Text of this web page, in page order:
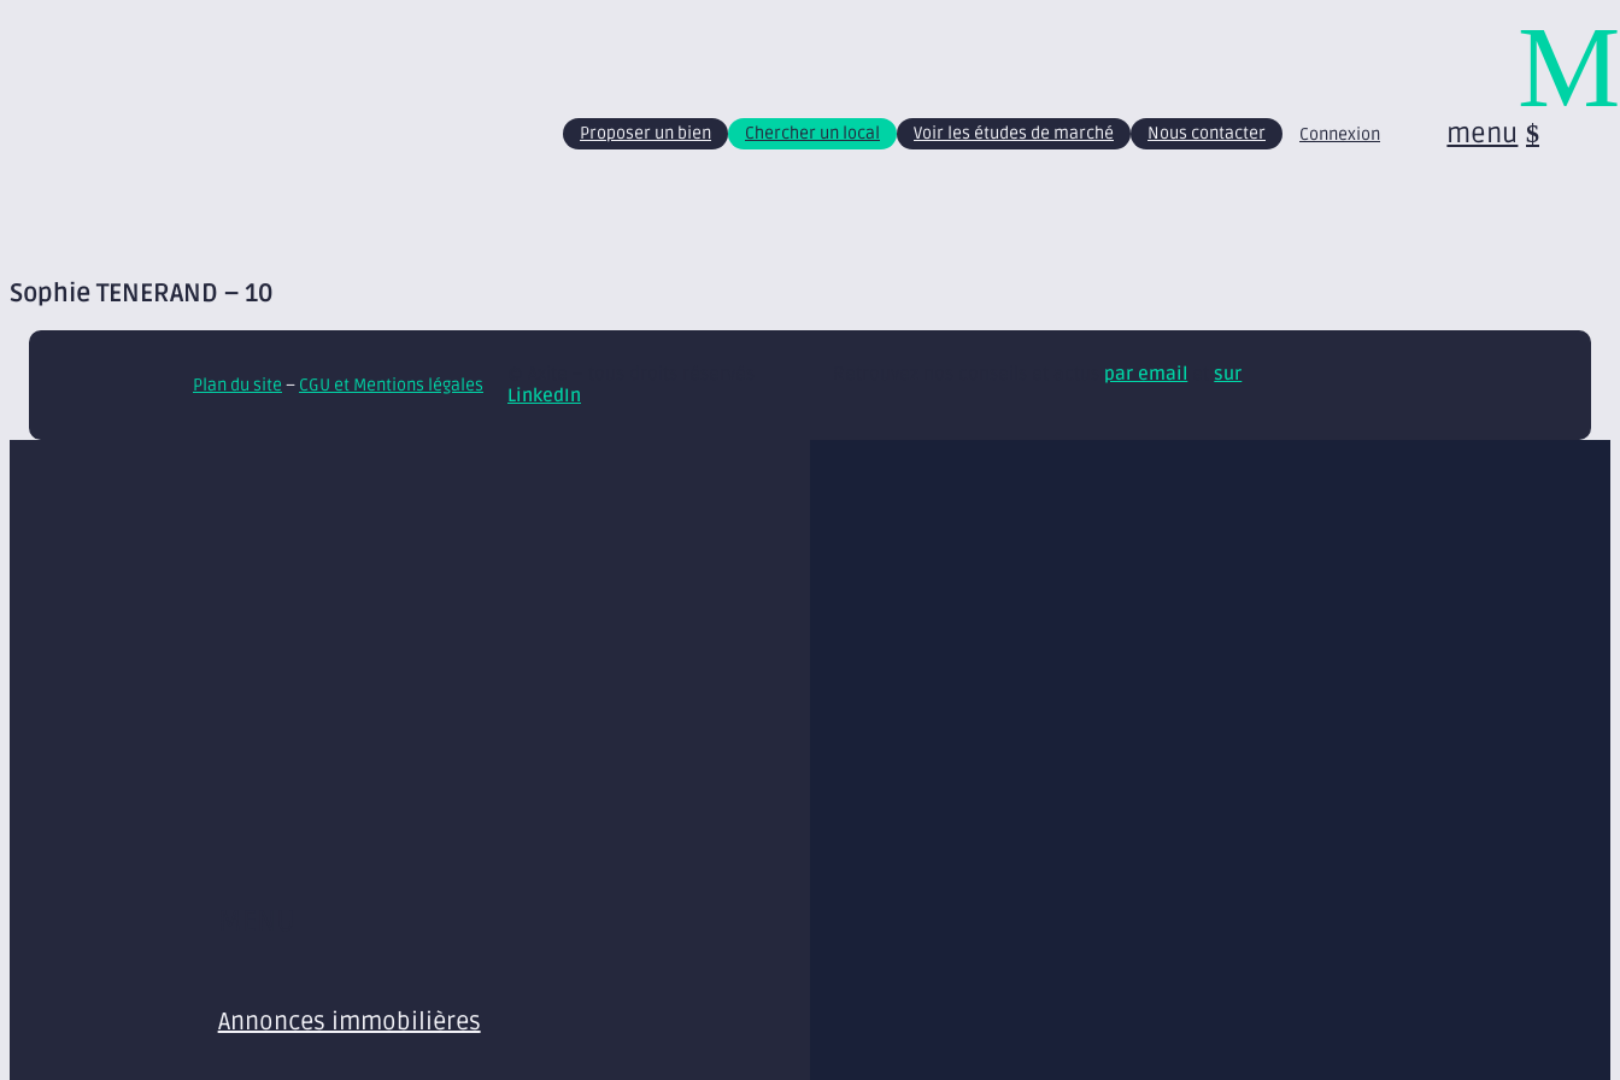
Proposer un bien Chercher un local Voir les études de marché Nous contacter Connexion menu
Sophie TENERAND – 10
Plan du site – CGU et Mentions légales par email etsur
LinkedIn
Annonces immobilières
M